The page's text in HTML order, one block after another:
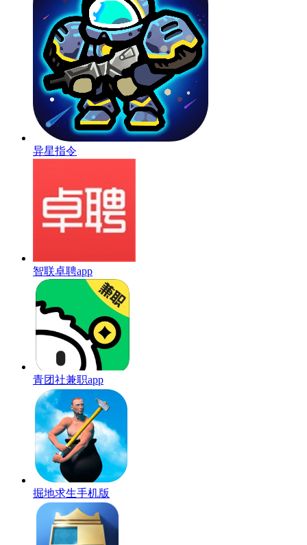
异星指令
智联卓聘app
青团社兼职app
掘地求生手机版